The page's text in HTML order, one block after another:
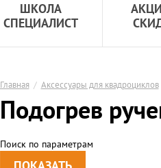
ШКОЛА
СПЕЦИАЛИСТ
Главная / Аксессуары для квадроциклов
Подогрев
Поиск по параметрам